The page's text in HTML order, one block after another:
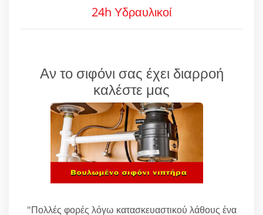
24h Υδραυλικοί
Αν το σιφόνι σας έχει διαρροή
καλέστε μας
"Πολλές φορές λόγω κατασκευαστικού λάθους ένα